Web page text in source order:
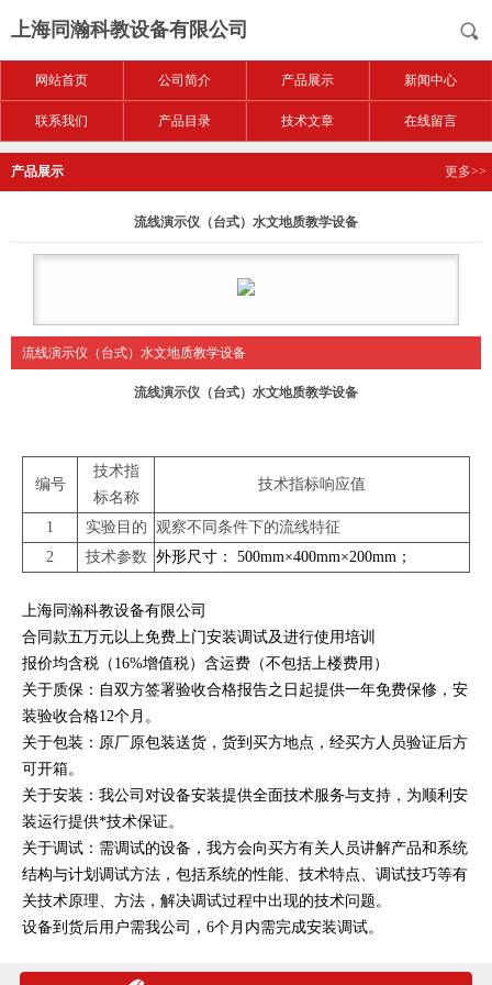
上海同瀚科教设备有限公司
网站首页 公司简介 产品展示 新闻中心
联系我们 产品目录 技术文章 在线留言
产品展示 更多>>
流线演示仪（台式）水文地质教学设备
流线演示仪（台式）水文地质教学设备
流线演示仪（台式）水文地质教学设备
编号
技术指
标名称
技术指标响应值
1 实验目的 观察不同条件下的流线特征
2
技术参数 外形尺寸： 500mm×400mm×200mm；
上海同瀚科教设备有限公司
合同款五万元以上免费上门安装调试及进行使用培训
报价均含税（16%增值税）含运费（不包括上楼费用）
关于质保：自双方签署验收合格报告之日起提供一年免费保修，安
装验收合格12个月。
关于包装：原厂原包装送货，货到买方地点，经买方人员验证后方
可开箱。
关于安装：我公司对设备安装提供全面技术服务与支持，为顺利安
装运行提供*技术保证。
关于调试：需调试的设备，我方会向买方有关人员讲解产品和系统
结构与计划调试方法，包括系统的性能、技术特点、调试技巧等有
关技术原理、方法，解决调试过程中出现的技术问题。
设备到货后用户需我公司，6个月内需完成安装调试。